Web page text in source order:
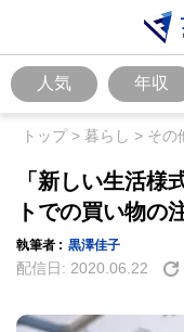
人気 年収
トップ> 暮らし > その
「新しい生活様
トでの買い物の
執筆者 : 黒澤佳子
配信日: 2020.06.22